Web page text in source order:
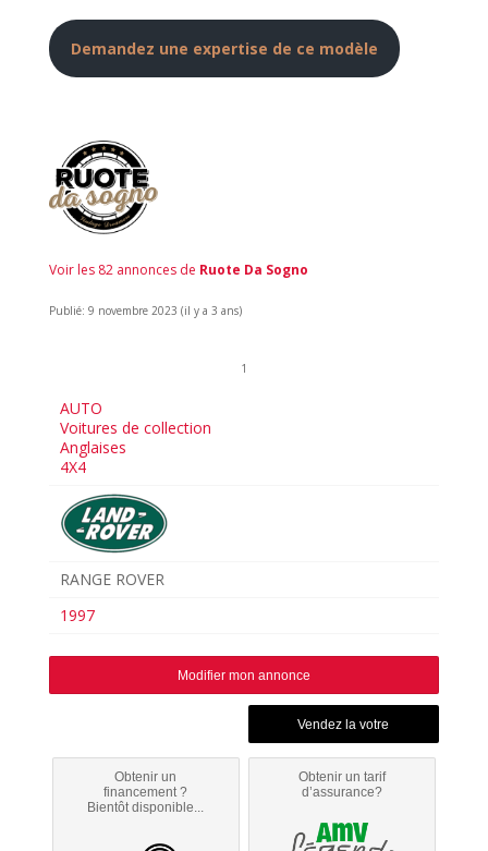
Demandez une expertise de ce modèle
Voir les 82 annonces de Ruote Da Sogno
Publié: 9 novembre 2023 (il y a 3 ans)
1
AUTO
Voitures de collection
Anglaises
4X4
RANGE ROVER
1997
Modifier mon annonce
Obtenir un
financement ?
Bientôt disponible...
Obtenir un tarif
d’assurance?